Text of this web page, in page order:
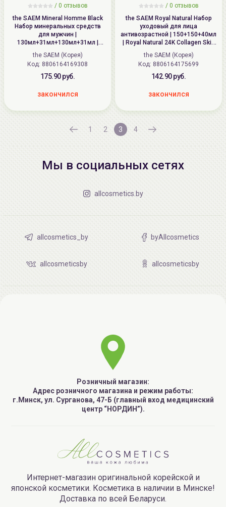
/ 0 отзывов
the SAEM Mineral Homme Black
Набор минеральных средств
для мужчин |
130мл+31мл+130мл+31мл |
Mineral Homme Black EX 2 Set
the SAEM (Корея)
Код: 8806164169308
175.90 руб.
закончился
/ 0 отзывов
the SAEM Royal Natural Набор
уходовый для лица
антивозрастной | 150+150+40мл
| Royal Natural 24K Collagen Skin
Care 2 Set
the SAEM (Корея)
Код: 8806164175699
142.90 руб.
закончился
1 2 3 4
Мы в социальных сетях
allcosmetics.by
allcosmetics_by byAllcosmetics
allcosmeticsby allcosmeticsby
Розничный магазин:
Адрес розничного магазина и режим работы:
г.Минск, ул. Сурганова, 47-Б (главный вход медицинский
центр “НОРДИН”).
Интернет-магазин оригинальной корейской и
японской косметики. Косметика в наличии в Минске!
Доставка по всей Беларуси.